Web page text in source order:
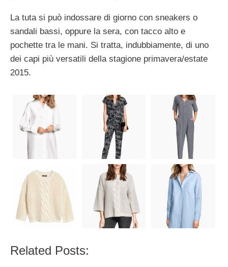
La tuta si può indossare di giorno con sneakers o
sandali bassi, oppure la sera, con tacco alto e
pochette tra le mani. Si tratta, indubbiamente, di uno
dei capi più versatili della stagione primavera/estate
2015.
Related Posts: